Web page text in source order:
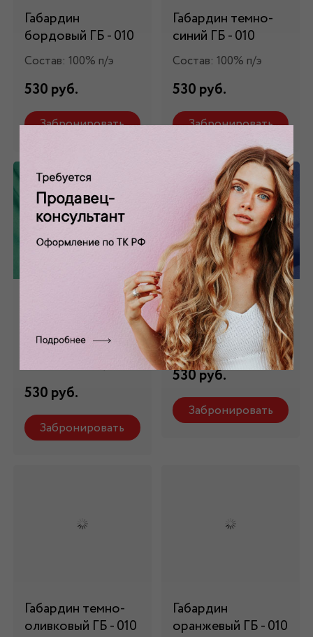
Габардин
бордовый ГБ - 010
Состав: 100% п/э
530 руб.
Забронировать
Габардин темно-
синий ГБ - 010
Состав: 100% п/э
530 руб.
Забронировать
010/5
530 руб.
Забронировать
Габардин синий ГБ
- 010-5
Состав: 100% п/э
530 руб.
Забронировать
Габардин темно-
оливковый ГБ - 010
Габардин
оранжевый ГБ - 010